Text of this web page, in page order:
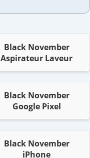
Black November
Aspirateur Laveur
Black November
Google Pixel
Black November
iPhone